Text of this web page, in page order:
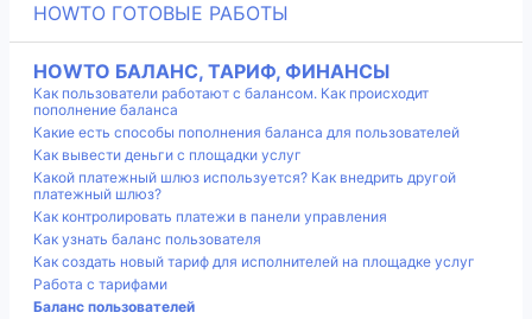
HOWTO ГОТОВЫЕ РАБОТЫ
HOWTO БАЛАНС, ТАРИФ, ФИНАНСЫ
Как пользователи работают с балансом. Как происходит
пополнение баланса
Какие есть способы пополнения баланса для пользователей
Как вывести деньги с площадки услуг
Какой платежный шлюз используется? Как внедрить другой
платежный шлюз?
Как контролировать платежи в панели управления
Как узнать баланс пользователя
Как создать новый тариф для исполнителей на площадке услуг
Работа с тарифами
Баланс пользователей